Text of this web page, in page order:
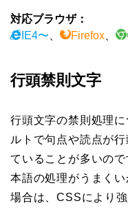
対応ブラウザ：
IE4〜
Firefox
行頭禁則文字
行頭文字の禁則処理
ルトで句点や読点が
ていることが多いの
本語の処理がうまく
場合は、CSSにより